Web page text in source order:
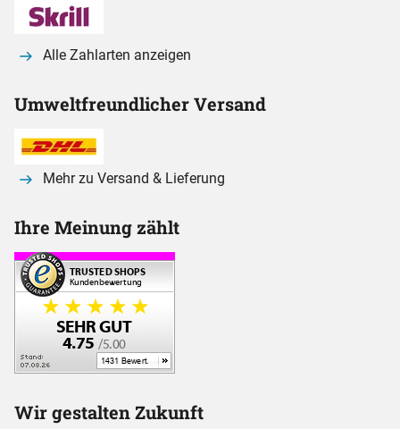
Alle Zahlarten anzeigen
Umweltfreundlicher Versand
Mehr zu Versand & Lieferung
Ihre Meinung zählt
Wir gestalten Zukunft